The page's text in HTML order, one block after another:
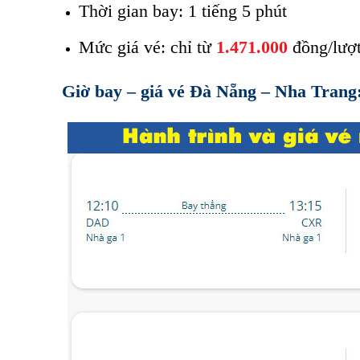
Thời gian bay: 1 tiếng 5 phút
Mức giá vé: chỉ từ 1.471.000đồng/
Giờ bay – giá vé Đà Nẵng – Nha